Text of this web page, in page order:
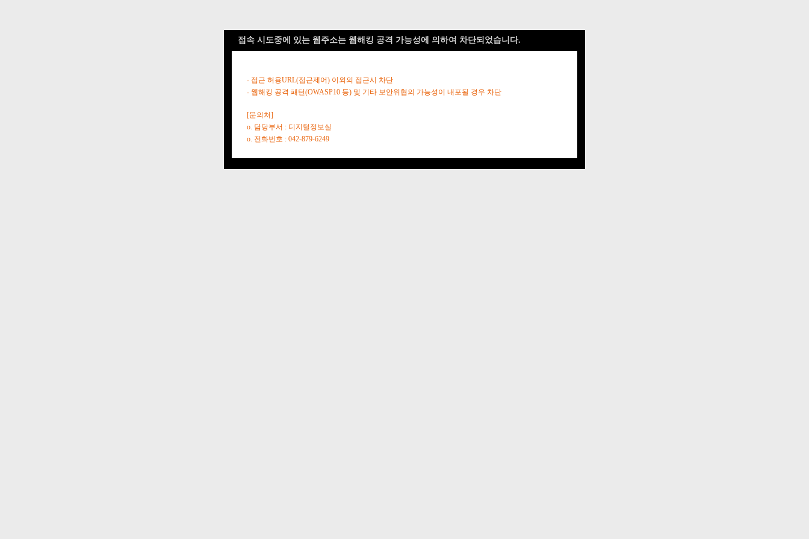
접속 시도중에 있는 웹주소는 웹해킹 공격 가능성에 의하여 차단되었습니다.
- 접근 허용URL(접근제어) 이외의 접근시 차단
- 웹해킹 공격 패턴(OWASP10 등) 및 기타 보안위협의 가능성이 내포될 경우 차단
[문의처]
o. 담당부서 : 디지털정보실
o. 전화번호 : 042-879-6249